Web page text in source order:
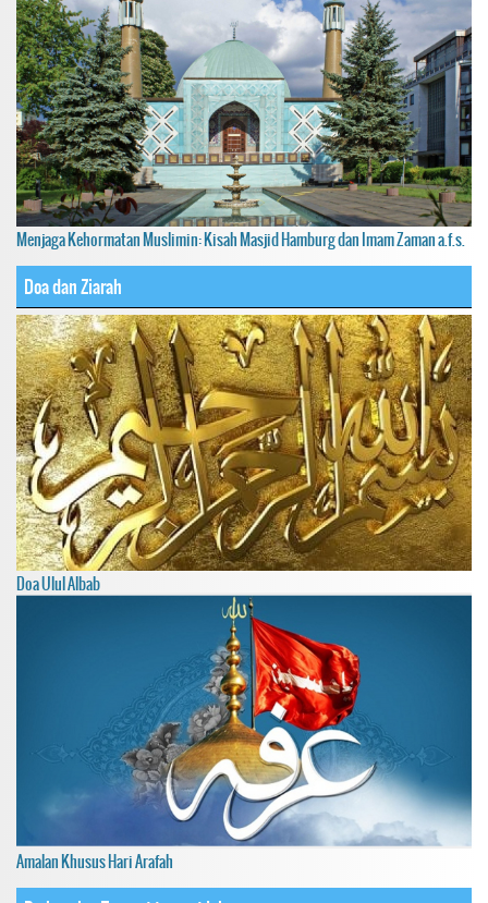
Menjaga Kehormatan Muslimin: Kisah Masjid Hamburg dan Imam Zaman a.f.s.
Doa dan Ziarah
Doa Ulul Albab
Amalan Khusus Hari Arafah